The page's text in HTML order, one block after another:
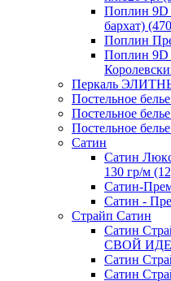
Поплин 9D
бархат)
Поплин
Поплин 9D
Перкаль
Постельное
Постельное
Постельное
Сатин
Сатин
130 гр/м
Сатин-
Сатин -
Страйп Сатин
Сатин
СВОЙ
Сатин
Сатин